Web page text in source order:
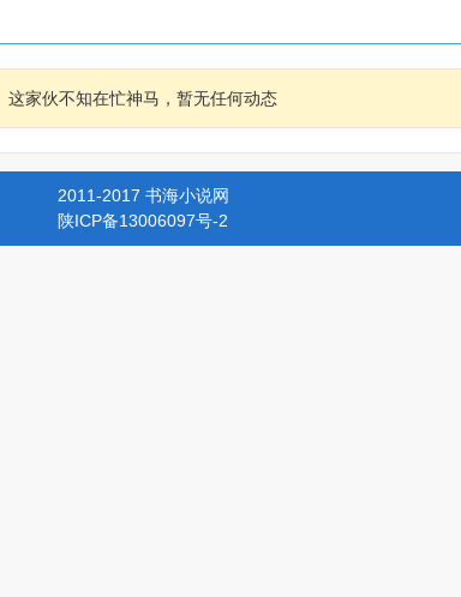
这家伙不知在忙神马，暂无任何动态
2011-2017 书海小说网
陕ICP备13006097号-2